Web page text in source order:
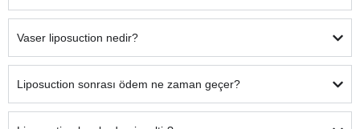
Vaser liposuction nedir?
Liposuction sonrası ödem ne zaman geçer?